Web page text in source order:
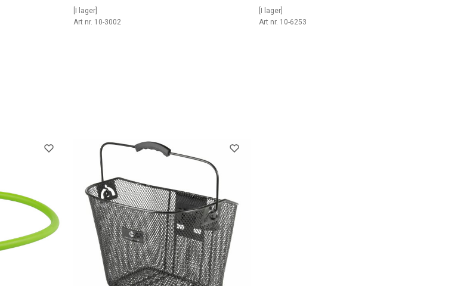
[I lager]
Art nr. 10-3002
[I lager]
Art nr. 10-6253